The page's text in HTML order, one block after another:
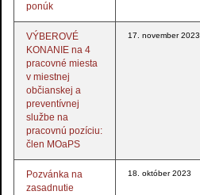
logo3.jpg
ponúk
VÝBEROVÉ
KONANIE na 4
pracovné miesta
v miestnej
občianskej a
preventívnej
službe na
pracovnú pozíciu:
člen MOaPS
17. november 2023
Pozvánka na
zasadnutie
18. október 2023